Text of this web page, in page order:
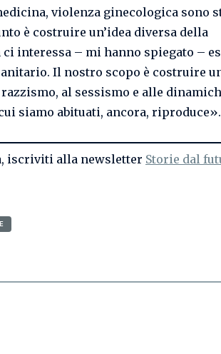
violenza ginecologica sono
è costruire un’idea diversa della
interessa – mi hanno spiegato –
Il nostro scopo è costruire
al sessismo e alle
siamo abituati, ancora, riproduce».
iscriviti alla newsletter Storie dal